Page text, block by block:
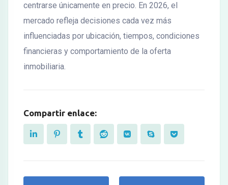
centrarse únicamente en precio. En 2026, el
mercado refleja decisiones cada vez más
influenciadas por ubicación, tiempos, condiciones
financieras y comportamiento de la oferta
inmobiliaria.
Compartir enlace: